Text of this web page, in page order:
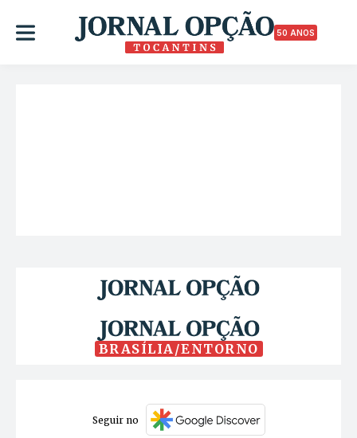
50 ANOS
BRASÍLIA/ENTORNO
Seguir no